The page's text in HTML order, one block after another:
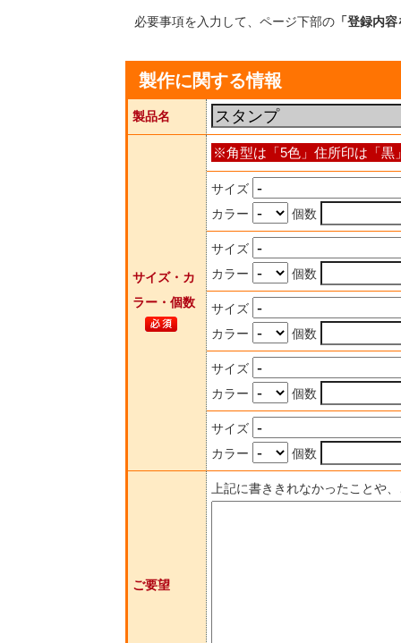
必要事項を入力して、ページ下部の 「登録内
製作に関する情報
製品名
サイズ・カ
ラー・個数
※角型は「5色」住所印は「黒
サイズ
カラー
個数
サイズ
カラー
個数
サイズ
カラー
個数
サイズ
カラー
個数
サイズ
カラー
個数
ご要望
上記に書ききれなかったことや